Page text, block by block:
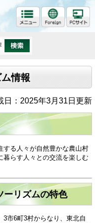
情報
：2025年3月31日更新
する人々が自然豊かな農山村
暮らす人々との交流を楽しむ
ーリズムの特色
3市6町3村からなり、東北自